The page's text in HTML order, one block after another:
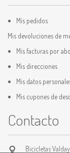
Mis pedidos
Mis devoluciones de
Mis facturas por
Mis direcciones
Mis datos
Mis cupones de
Contacto
Bicicletas